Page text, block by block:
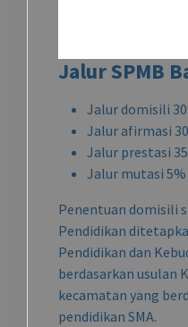
Jalur SPMB
Jalur domisili
Jalur afirmasi
Jalur prestasi
Jalur mutasi 5%
Penentuan domisili
Pendidikan
Pendidikan dan
berdasarkan usulan
kecamatan yang
pendidikan SMA.